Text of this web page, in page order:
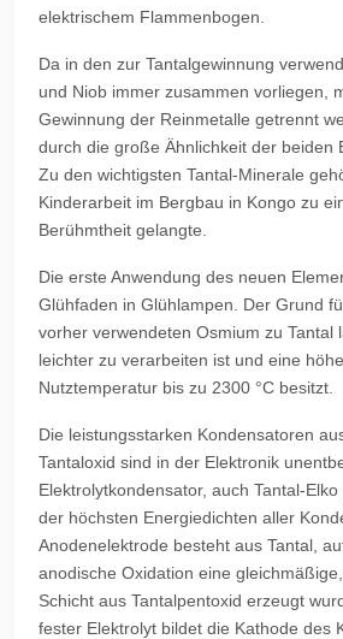
elektrischem Flammenbogen.
Da in den zur Tantalgewinnung
und Niob immer zusammen vorliegen,
Gewinnung der Reinmetalle getrennt
durch die große Ähnlichkeit der beiden
Zu den wichtigsten Tantal-Minerale
Kinderarbeit im Bergbau in Kongo zu
Berühmtheit gelangte.
Die erste Anwendung des neuen
Glühfaden in Glühlampen. Der Grund
vorher verwendeten Osmium zu Tantal
leichter zu verarbeiten ist und eine
Nutztemperatur bis zu 2300 °C besitzt.
Die leistungsstarken Kondensatoren
Tantaloxid sind in der Elektronik
Elektrolytkondensator, auch Tantal-
der höchsten Energiedichten aller
Anodenelektrode besteht aus Tantal,
anodische Oxidation eine
Schicht aus Tantalpentoxid erzeugt
fester Elektrolyt bildet die Kathode des